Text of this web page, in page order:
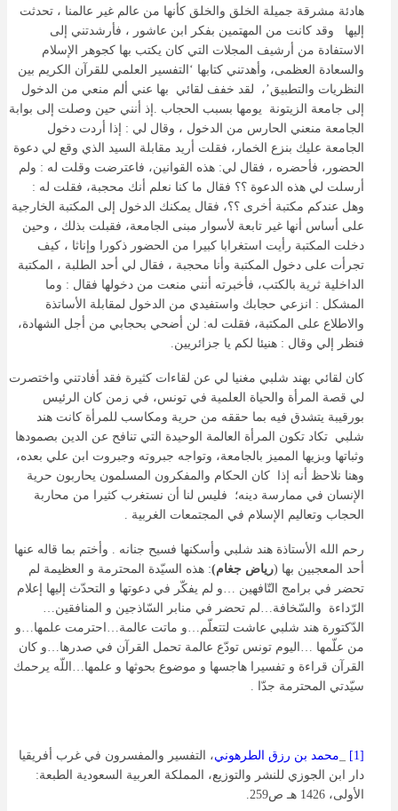
هادئة مشرقة جميلة الخلق والخلق كأنها من عالم غير عالمنا ، تحدثت
إليها وقد كانت من المهتمين بفكر ابن عاشور ، فأرشدتني إلى
الاستفادة من أرشيف المجلات التي كان يكتب بها كجوهر الإسلام
والسعادة العظمى، وأهدتني كتابها ‘التفسير العلمي للقرآن الكريم بين
النظريات والتطبيق’، لقد خفف لقائي بها عني ألم منعي من الدخول
إلى جامعة الزيتونة يومها بسبب الحجاب .إذ أنني حين وصلت إلى بوابة
الجامعة منعني الحارس من الدخول ، وقال لي : إذا أردت دخول
الجامعة عليك بنزع الخمار، فقلت أريد مقابلة السيد الذي وقع لي دعوة
الحضور، فأحضره ، فقال لي: هذه القوانين، فاعترضت وقلت له : ولم
أرسلت لي هذه الدعوة ؟؟ فقال ما كنا نعلم أنك محجبة، فقلت له :
وهل عندكم مكتبة أخرى ؟؟، فقال يمكنك الدخول إلى المكتبة الخارجية
على أساس أنها غير تابعة لأسوار مبنى الجامعة، فقبلت بذلك ، وحين
دخلت المكتبة رأيت استغرابا كبيرا من الحضور ذكورا وإناثا ، كيف
تجرأت على دخول المكتبة وأنا محجبة ، فقال لي أحد الطلبة ، المكتبة
الداخلية ثرية بالكتب، فأخبرته أنني منعت من دخولها فقال : وما
المشكل : انزعي حجابك واستفيدي من الدخول لمقابلة الأساتذة
والاطلاع على المكتبة، فقلت له: لن أضحي بحجابي من أجل الشهادة،
فنظر إلي وقال : هنيئا لكم يا جزائريين.
كان لقائي بهند شلبي مغنيا لي عن لقاءات كثيرة فقد أفادتني واختصرت
لي قصة المرأة والحياة العلمية في تونس، في زمن كان الرئيس
بورقيبة يتشدق فيه بما حققه من حرية ومكاسب للمرأة كانت هند
شلبي تكاد تكون المرأة العالمة الوحيدة التي تنافح عن الدين بصمودها
وثباتها وبزيها المميز بالجامعة، وتواجه جبروته وجبروت ابن علي بعده،
وهنا نلاحظ أنه إذا كان الحكام والمفكرون المسلمون يحاربون حرية
الإنسان في ممارسة دينه؛ فليس لنا أن نستغرب كثيرا من محاربة
الحجاب وتعاليم الإسلام في المجتمعات الغربية .
رحم الله الأستاذة هند شلبي وأسكنها فسيح جنانه . وأختم بما قاله عنها
أحد المعجبين بها (رياض جغام): هذه السيّدة المحترمة و العظيمة لم
تحضر في برامج التّافهين …و لم يفكّر في دعوتها و التحدّث إليها إعلام
الرّداءة والسّخافة…لم تحضر في منابر السّاذجين و المنافقين…
الدّكتورة هند شلبي عاشت لتتعلّم…و ماتت عالمة…احترمت علمها…و
من علّمها …اليوم تونس تودّع عالمة تحمل القرآن في صدرها…و كان
القرآن قراءة و تفسيرا هاجسها و موضوع بحوثها و علمها…اللّه يرحمك
سيّدتي المحترمة جدّا .
[1] محمد بن رزق الطرهوني، التفسير والمفسرون في غرب أفريقيا
دار ابن الجوزي للنشر والتوزيع، المملكة العربية السعودية الطبعة:
الأولى، 1426 هـ ص259.